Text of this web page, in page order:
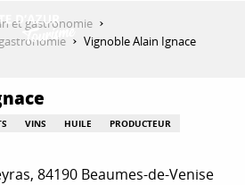
et gastronomie
Vignoble Alain Ignace
VINS HUILE
PRODUCTEUR
84190 Beaumes-de-Venise